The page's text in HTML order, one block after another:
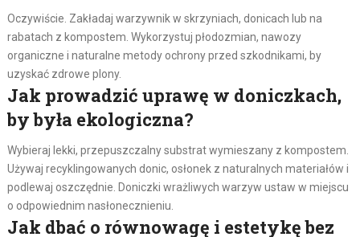
Oczywiście. Zakładaj warzywnik w skrzyniach, donicach lub na
rabatach z kompostem. Wykorzystuj płodozmian, nawozy
organiczne i naturalne metody ochrony przed szkodnikami, by
uzyskać zdrowe plony.
Jak prowadzić uprawę w doniczkach,
by była ekologiczna?
Wybieraj lekki, przepuszczalny substrat wymieszany z kompostem.
Używaj recyklingowanych donic, osłonek z naturalnych materiałów i
podlewaj oszczędnie. Doniczki wrażliwych warzyw ustaw w miejscu
o odpowiednim nasłonecznieniu.
Jak dbać o równowagę i estetykę bez